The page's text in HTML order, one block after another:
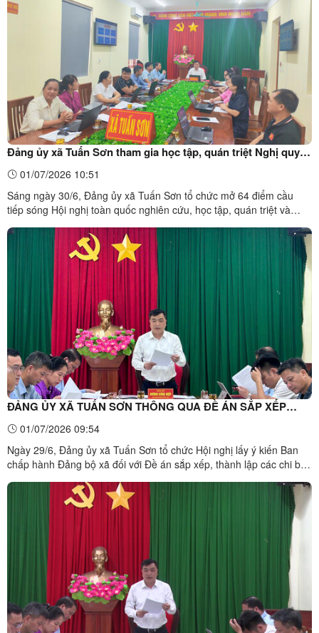
Đảng ủy xã Tuấn Sơn tham gia học tập, quán triệt Nghị quyết
số 10-NQ/TW của Bộ Chính trị
01/07/2026 10:51
Sáng ngày 30/6, Đảng ủy xã Tuấn Sơn tổ chức mở 64 điểm cầu
tiếp sóng Hội nghị toàn quốc nghiên cứu, học tập, quán triệt và
Bộ Chính trị về phát triển kinh tế tư nhân và kinh tế có vốn đầu tư
nước ngoài. Các điểm cầu được bố trí tại trụ ...
ĐẢNG ỦY XÃ TUẤN SƠN THÔNG QUA ĐỀ ÁN SẮP XẾP
THÀNH LẬP CHI BỘ THÔN TRỰC THUỘC
01/07/2026 09:54
Ngày 29/6, Đảng ủy xã Tuấn Sơn tổ chức Hội nghị lấy ý kiến Ban
chấp hành Đảng bộ xã đối với Đề án sắp xếp, thành lập các chi bộ
Đề án, sau khi thực hiện sắp xếp lại xã Tuấn Sơn còn 19 thôn, giảm
11 thôn so với trước đây, bảo đảm đúng ...